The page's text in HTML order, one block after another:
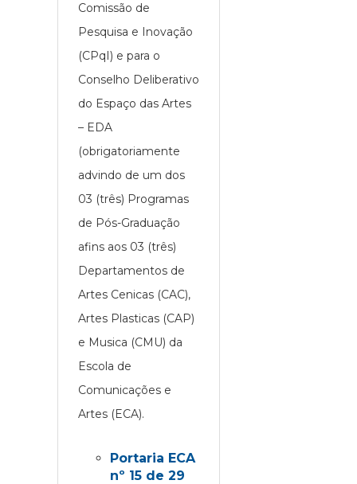
Comissão de
Pesquisa e Inovação
(CPqI) e para o
Conselho Deliberativo
do Espaço das Artes
– EDA
(obrigatoriamente
advindo de um dos
03 (três) Programas
de Pós-Graduação
afins aos 03 (três)
Departamentos de
Artes Cenicas (CAC),
Artes Plasticas (CAP)
e Musica (CMU) da
Escola de
Comunicações e
Artes (ECA).
Portaria ECA
nº 15 de 29